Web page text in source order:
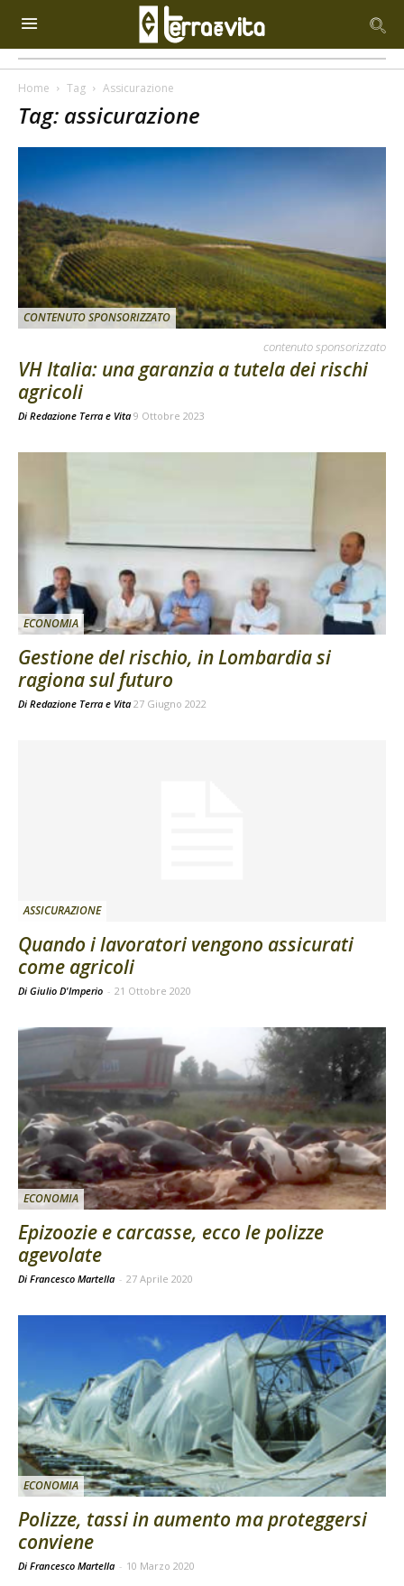
Home Tag Assicurazione
Tag: assicurazione
CONTENUTO SPONSORIZZATO
contenuto sponsorizzato
VH Italia: una garanzia a tutela dei rischi
agricoli
Di Redazione Terra e Vita 9 Ottobre 2023
ECONOMIA
Gestione del rischio, in Lombardia si
ragiona sul futuro
Di Redazione Terra e Vita 27 Giugno 2022
ASSICURAZIONE
Quando i lavoratori vengono assicurati
come agricoli
Di Giulio D'Imperio - 21 Ottobre 2020
ECONOMIA
Epizoozie e carcasse, ecco le polizze
agevolate
Di Francesco Martella - 27 Aprile 2020
ECONOMIA
Polizze, tassi in aumento ma proteggersi
conviene
Di Francesco Martella - 10 Marzo 2020